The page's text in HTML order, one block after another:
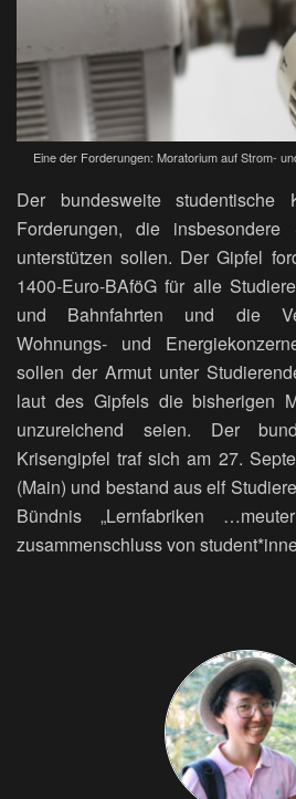
Eine der Forderungen: Moratorium auf Strom-
Der bundesweite studentische
Forderungen, die
unterstützen sollen. Der Gipfel
1400-Euro-BAföG für alle
und Bahnfahrten und die
Wohnungs- und
sollen der Armut unter
laut des Gipfels die bisherigen
unzureichend seien. Der
Krisengipfel traf sich am 27.
(Main) und bestand aus elf
Bündnis „Lernfabriken
zusammenschluss von